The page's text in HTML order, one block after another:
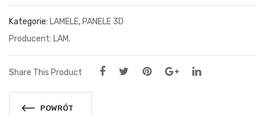
Kategorie: LAMELE, PANELE 3D
LAM.
Share This Product
POWRÓT